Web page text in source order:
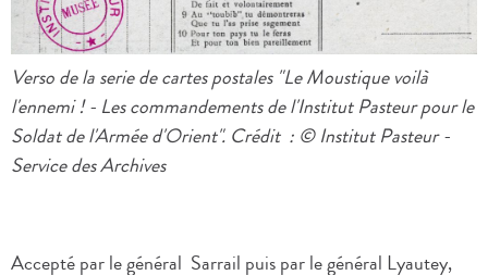
Verso de la serie de cartes postales "Le Moustique voilà
l'ennemi ! - Les commandements de l'Institut Pasteur pour le
Soldat de l'Armée d'Orient". Crédit : © Institut Pasteur -
Service des Archives
Accepté par le général Sarrail puis par le général Lyautey,